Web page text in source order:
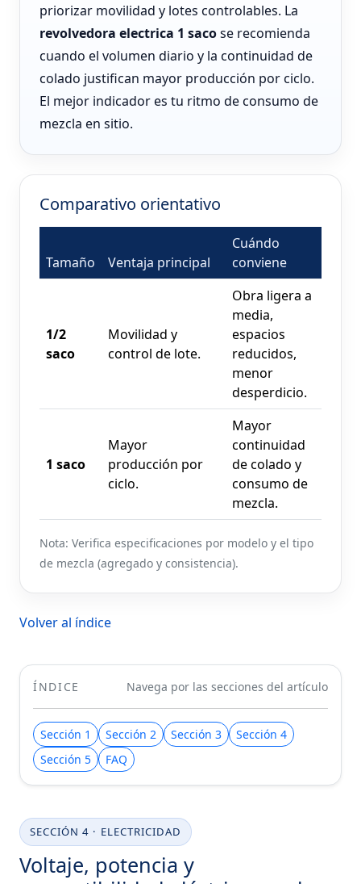
priorizar movilidad y lotes controlables. La
revolvedora electrica 1 sacose recomienda
cuando el volumen diario y la continuidad de
colado justifican mayor producción por ciclo.
El mejor indicador es tu ritmo de consumo de
mezcla en sitio.
Comparativo orientativo
Tamaño Ventaja principal
Cuándo
conviene
1/2
saco
Movilidad y
control de lote.
Obra ligera a
media,
espacios
reducidos,
menor
desperdicio.
1 saco
Mayor
producción por
ciclo.
Mayor
continuidad
de colado y
consumo de
mezcla.
Nota: Verifica especificaciones por modelo y el tipo
de mezcla (agregado y consistencia).
Volver al índice
ÍNDICE Navega por las secciones del artículo
Sección 1 Sección 2 Sección 3
Sección 4
Sección 5
FAQ
SECCIÓN 4 · ELECTRICIDAD
Voltaje, potencia y